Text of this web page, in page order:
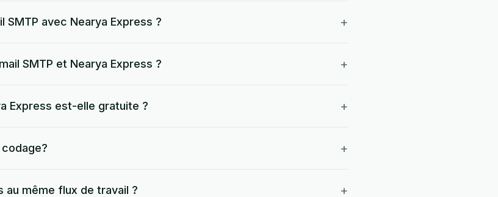
avec Nearya Express ? +
SMTP et Nearya Express ? +
Express est-elle gratuite ? +
+
au même flux de travail ? +